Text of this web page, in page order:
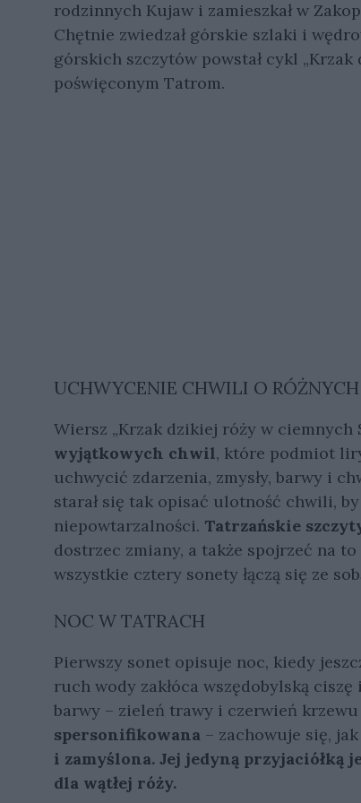
rodzinnych Kujaw i zamieszkał w
Chętnie zwiedzał górskie szlaki i
górskich szczytów powstał cykl
poświęconym Tatrom.
UCHWYCENIE CHWILI O
Wiersz „Krzak dzikiej róży w ciemnych
wyjątkowych chwil, które podmiot
uchwycić zdarzenia, zmysły, barwy i
starał się tak opisać ulotność chwili,
niepowtarzalności. Tatrzańskie
dostrzec zmiany, a także spojrzeć na
wszystkie cztery sonety łączą się ze
NOC W TATRACH
Pierwszy sonet opisuje noc, kiedy
ruch wody zakłóca wszędobylską
barwy – zieleń trawy i czerwień
spersonifikowana – zachowuje się, jak
i zamyślona. Jej jedyną
dla wątłej róży.